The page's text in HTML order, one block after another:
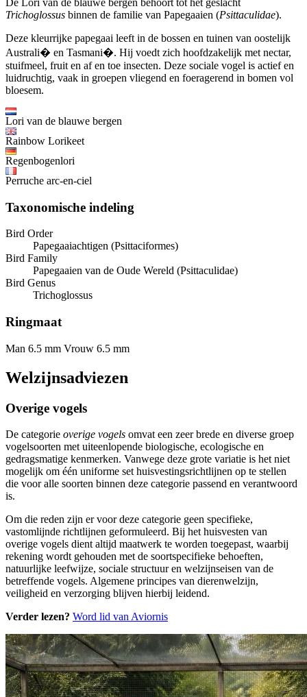
De Lori van de blauwe bergen behoort tot het geslacht
Trichoglossus binnen de familie van Papegaaien (Psittaculidae).
Deze kleurrijke papegaai leeft in de bossen en tuinen van oostelijk
Australi� en Tasmani�. Hij voedt zich hoofdzakelijk met nectar,
stuifmeel, fruit en af en toe insecten. Deze sociale vogel is actief en
luidruchtig, vaak in groepen vliegend en foeragerend in bomen vol
bloesem.
Lori van de blauwe bergen
Rainbow Lorikeet
Regenbogenlori
Perruche arc-en-ciel
Taxonomische indeling
Bird Order
Papegaaiachtigen (Psittaciformes)
Bird Family
Papegaaien van de Oude Wereld (Psittaculidae)
Bird Genus
Trichoglossus
Ringmaat
Man 6.5 mm Vrouw 6.5 mm
Welzijnsadviezen
Overige vogels
De categorie overige vogels omvat een zeer brede en diverse groep
vogelsoorten met uiteenlopende biologische, ecologische en
gedragsmatige kenmerken. Vanwege deze grote variatie is het niet
mogelijk om één uniforme set huisvestingsrichtlijnen op te stellen
die voor alle soorten binnen deze categorie passend en verantwoord
is.
Om die reden zijn er voor deze categorie geen specifieke,
vastomlijnde richtlijnen geformuleerd. Bij het huisvesten van
overige vogels dient altijd maatwerk te worden toegepast, waarbij
rekening wordt gehouden met de soortspecifieke behoeften,
natuurlijke leefwijze, sociale structuur en welzijnseisen van de
betreffende vogels. Algemene principes van dierenwelzijn,
veiligheid en verzorging blijven hierbij leidend.
Verder lezen? Word lid van Aviornis